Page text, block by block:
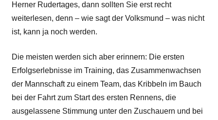
Herner Rudertages, dann sollten Sie erst recht
weiterlesen, denn – wie sagt der Volksmund – was nicht
ist, kann ja noch werden.
Die meisten werden sich aber erinnern: Die ersten
Erfolgserlebnisse im Training, das Zusammenwachsen
der Mannschaft zu einem Team, das Kribbeln im Bauch
bei der Fahrt zum Start des ersten Rennens, die
ausgelassene Stimmung unter den Zuschauern und bei